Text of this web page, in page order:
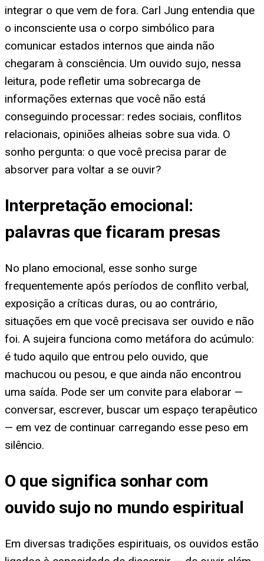
integrar o que vem de fora. Carl Jung entendia que
o inconsciente usa o corpo simbólico para
comunicar estados internos que ainda não
chegaram à consciência. Um ouvido sujo, nessa
leitura, pode refletir uma sobrecarga de
informações externas que você não está
conseguindo processar: redes sociais, conflitos
relacionais, opiniões alheias sobre sua vida. O
sonho pergunta: o que você precisa parar de
absorver para voltar a se ouvir?
Interpretação emocional:
palavras que ficaram presas
No plano emocional, esse sonho surge
frequentemente após períodos de conflito verbal,
exposição a críticas duras, ou ao contrário,
situações em que você precisava ser ouvido e não
foi. A sujeira funciona como metáfora do acúmulo:
é tudo aquilo que entrou pelo ouvido, que
machucou ou pesou, e que ainda não encontrou
uma saída. Pode ser um convite para elaborar —
conversar, escrever, buscar um espaço terapêutico
— em vez de continuar carregando esse peso em
silêncio.
O que significa sonhar com
ouvido sujo no mundo espiritual
Em diversas tradições espirituais, os ouvidos estão